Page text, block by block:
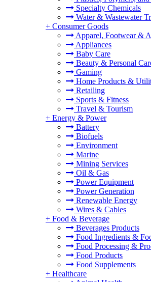
Specialty Chemicals
Water & Wastewater
+ Consumer Goods
Apparel, Footwear &
Appliances
Baby Care
Beauty & Personal
Gaming
Home Products &
Retailing
Sports & Fitness
Travel & Tourism
+ Energy & Power
Battery
Biofuels
Environment
Marine
Mining Services
Oil & Gas
Power Equipment
Power Generation
Renewable Energy
Wires & Cables
+ Food & Beverage
Beverages Products
Food Ingredients &
Food Processing &
Food Products
Food Supplements
+ Healthcare